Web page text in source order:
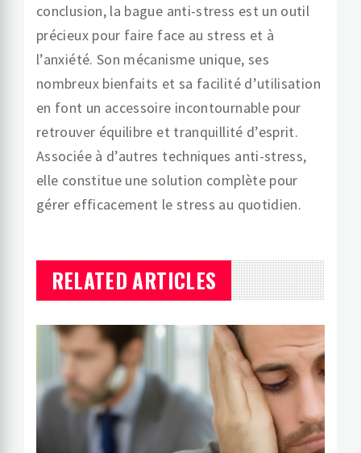
conclusion, la bague anti-stress est un outil
précieux pour faire face au stress et à
l’anxiété. Son mécanisme unique, ses
nombreux bienfaits et sa facilité d’utilisation
en font un accessoire incontournable pour
retrouver équilibre et tranquillité d’esprit.
Associée à d’autres techniques anti-stress,
elle constitue une solution complète pour
gérer efficacement le stress au quotidien.
RELATED ARTICLES